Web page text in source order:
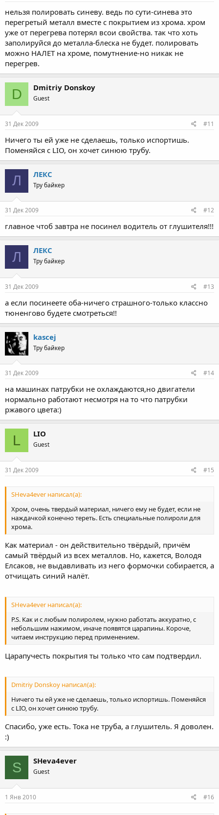
нельзя полировать синеву. ведь по сути-синева это
перегретый металл вместе с покрытием из хрома. хром
уже от перегрева потерял всои свойства. так что хоть
заполируйся до металла-блеска не будет. полировать
можно НАЛЕТ на хроме, помутнение-но никак не
перегрев.
D Dmitriy Donskoy
Guest
31 Дек 2009 #11
Ничего ты ей уже не сделаешь, только испортишь.
Поменяйся с LIO, он хочет синюю трубу.
Л ЛЕКС
Тру байкер
31 Дек 2009 #12
главное чтоб завтра не посинел водитель от глушителя!!!
Л ЛЕКС
Тру байкер
31 Дек 2009 #13
а если посинеете оба-ничего страшного-только классно
тюненгово будете смотреться!!
kascej
Тру байкер
31 Дек 2009 #14
на машинах патрубки не охлаждаются,но двигатели
нормально работают несмотря на то что патрубки
ржавого цвета:)
L LIO
Guest
31 Дек 2009 #15
SHeva4ever написал(а):
Хром, очень твердый материал, ничего ему не будет, если не
наждачкой конечно тереть. Есть специальные полироли для
хрома.
Как материал - он действительно твёрдый, причём
самый твёрдый из всех металлов. Но, кажется, Володя
Елсаков, не выдавливать из него формочки собирается, а
отчищать синий налёт.
SHeva4ever написал(а):
P.S. Как и с любым полиролем, нужно работать аккуратно, с
небольшим нажимом, иначе появятся царапины. Короче,
читаем инструкцию перед применением.
Царапучесть покрытия ты только что сам подтвердил.
Dmitriy Donskoy написал(а):
Ничего ты ей уже не сделаешь, только испортишь. Поменяйся
с LIO, он хочет синюю трубу.
Спасибо, уже есть. Тока не труба, а глушитель. Я доволен.
:)
S SHeva4ever
Guest
1 Янв 2010 #16